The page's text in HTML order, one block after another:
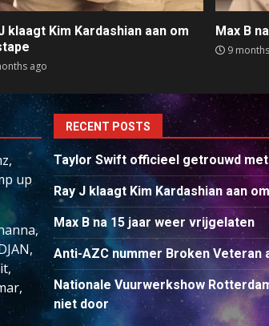
klaagt Kim Kardashian aan om
ago
Max B
9
up
RECENT POSTS
Taylor Swift officieel getrouwd
Ray J klaagt Kim Kardashian aan
Max B na 15 jaar weer vrijgelaten
Anti-AZC nummer Broken Veteran
Nationale Vuurwerkshow
niet door